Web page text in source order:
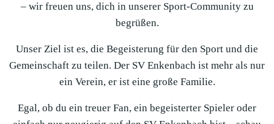
– wir freuen uns, dich in unserer Sport-Community zu
begrüßen.
Unser Ziel ist es, die Begeisterung für den Sport und die
Gemeinschaft zu teilen. Der SV Enkenbach ist mehr als nur
ein Verein, er ist eine große Familie.
Egal, ob du ein treuer Fan, ein begeisterter Spieler oder